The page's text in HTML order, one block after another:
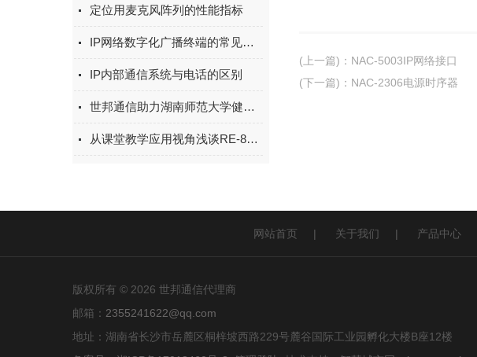
​定位用麦克风阵列的性能指标
IP网络数字化广播终端的常见问题及解决策略
IP内部通信系统与电话的区别
世邦通信助力湖南师范大学健康声广播项目
从课堂教学应用视角浅谈RE-86BB电子白板
(上一篇) ： NAC-5003IP网络接口
(下一篇) ： NAC-2306电源时序器
网站首页 | 关于我们 | 产品中心
版权所有 © 2026 世邦通信代理商
邮箱： 2355241622@qq.com
地址：湖南省长沙市岳麓区桐梓坡西路229号麓谷国际工业园孵化大楼B座12楼